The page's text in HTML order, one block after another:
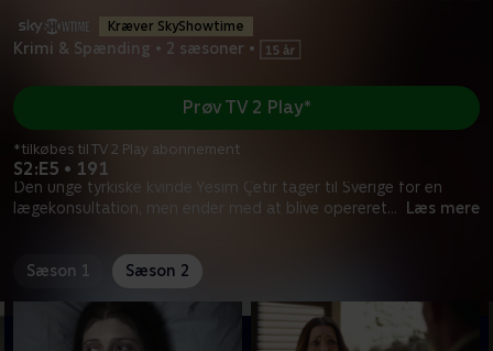
Kræver SkyShowtime
Krimi & Spænding • 2 sæsoner •
S2:E5 • 191
Den unge tyrkiske kvinde Yesim Çetir tager til Sverige for en
lægekonsultation, men ender med at blive opereret... Læs mere
Prøv TV 2 Play*
*tilkøbes til TV 2 Play abonnement
Sæson 1 Sæson 2